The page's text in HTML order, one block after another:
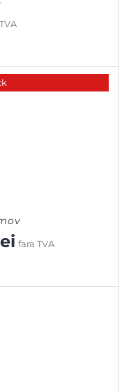
Prețul
9,25 lei.
fara TVA